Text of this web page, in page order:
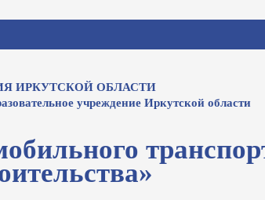
ИРКУТСКОЙ ОБЛАСТИ
учреждение Иркутской области